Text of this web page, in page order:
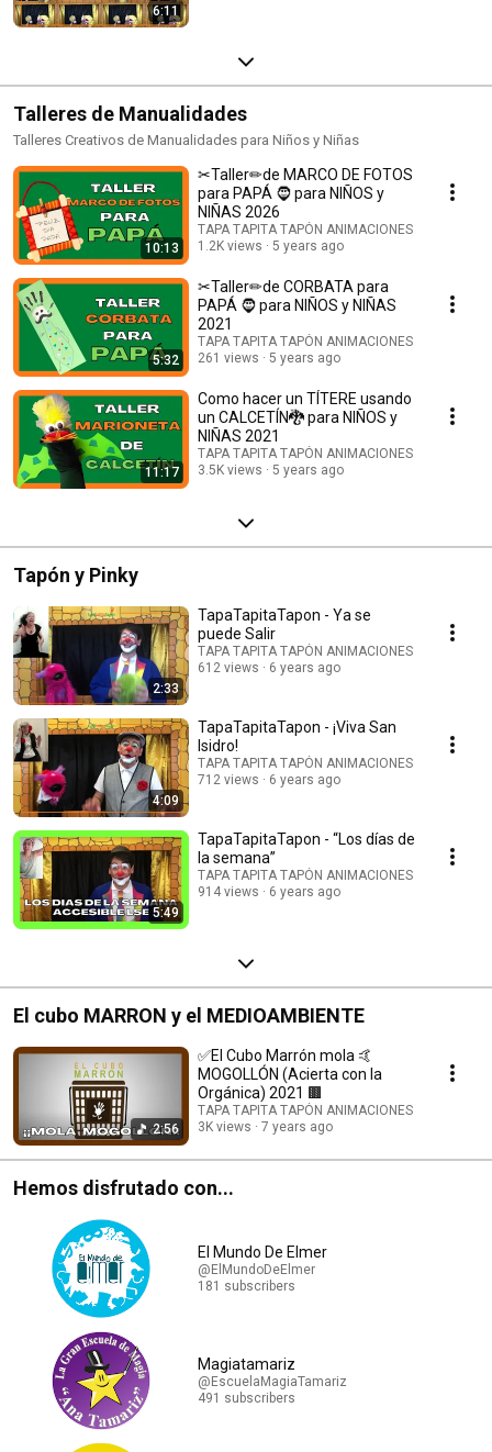
6:11
Talleres de Manualidades
Talleres Creativos de Manualidades para Niños y Niñas
10:13
✂Taller✏de MARCO DE FOTOS
para PAPÁ 🧔 para NIÑOS y
NIÑAS 2026
TAPA TAPITA TAPÓN ANIMACIONES
1.2K views
5 years ago
5:32
✂Taller✏de CORBATA para
PAPÁ 🧔 para NIÑOS y NIÑAS
2021
TAPA TAPITA TAPÓN ANIMACIONES
261 views
5 years ago
11:17
Como hacer un TÍTERE usando
un CALCETÍN🐉 para NIÑOS y
NIÑAS 2021
TAPA TAPITA TAPÓN ANIMACIONES
3.5K views
5 years ago
Tapón y Pinky
2:33
TapaTapitaTapon - Ya se
puede Salir
TAPA TAPITA TAPÓN ANIMACIONES
612 views
6 years ago
4:09
TapaTapitaTapon - ¡Viva San
Isidro!
TAPA TAPITA TAPÓN ANIMACIONES
712 views
6 years ago
5:49
TapaTapitaTapon - “Los días de
la semana”
TAPA TAPITA TAPÓN ANIMACIONES
914 views
6 years ago
El cubo MARRON y el MEDIOAMBIENTE
2:56
✅El Cubo Marrón mola 🤙
MOGOLLÓN (Acierta con la
Orgánica) 2021 🟫
TAPA TAPITA TAPÓN ANIMACIONES
3K views
7 years ago
Hemos disfrutado con...
El Mundo De Elmer
@ElMundoDeElmer
181 subscribers
Magiatamariz
@EscuelaMagiaTamariz
491 subscribers